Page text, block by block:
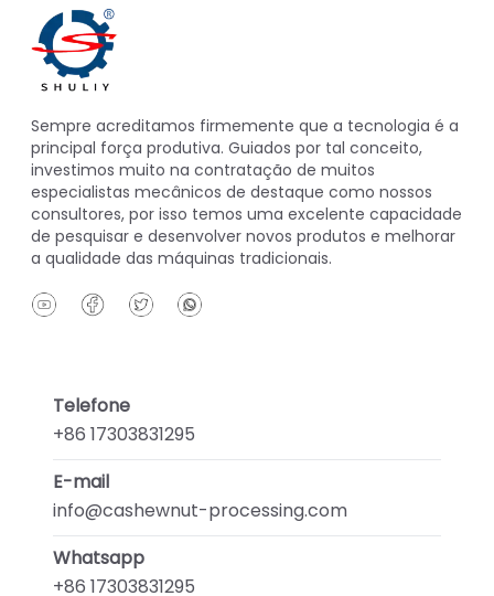
Sempre acreditamos firmemente que a tecnologia é a
principal força produtiva. Guiados por tal conceito,
investimos muito na contratação de muitos
especialistas mecânicos de destaque como nossos
consultores, por isso temos uma excelente capacidade
de pesquisar e desenvolver novos produtos e melhorar
a qualidade das máquinas tradicionais.
Telefone
+86 17303831295
E-mail
info@cashewnut-processing.com
Whatsapp
+86 17303831295